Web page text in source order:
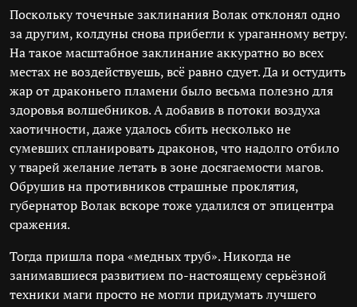
Поскольку точечные заклинания Волак отклонял одно
за другим, колдуны снова прибегли к ураганному ветру.
На такое масштабное заклинание аккуратно во всех
местах не воздействуешь, всё равно сдует. Да и остудить
жар от драконьего пламени было весьма полезно для
здоровья волшебников. А добавив в потоки воздуха
хаотичности, даже удалось сбить несколько не
сумевших спланировать драконов, что надолго отбило
у тварей желание летать в зоне досягаемости магов.
Обрушив на противников страшные проклятия,
губернатор Волак вскоре тоже удалился от эпицентра
сражения.
Тогда пришла пора «медных труб». Никогда не
занимавшиеся развитием по-настоящему серьёзной
техники маги просто не могли придумать лучшего